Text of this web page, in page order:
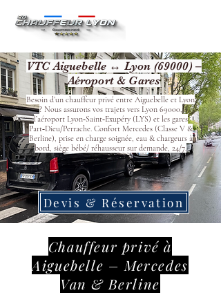
VTC Aiguebelle ↔ Lyon (69000) –
Aéroport & Gares
Besoin d’un chauffeur privé entre Aiguebelle et Lyon
? Nous assurons vos trajets vers Lyon 69000,
l’aéroport Lyon‑Saint‑Exupéry (LYS) et les gares
Part‑Dieu/Perrache. Confort Mercedes (Classe V &
Berline), prise en charge soignée, eau & chargeurs à
bord, siège bébé/ réhausseur sur demande, 24/7.
Devis & Réservation
Chauffeur privé à
Aiguebelle – Mercedes
Van & Berline